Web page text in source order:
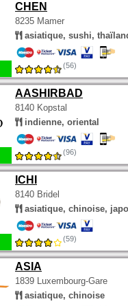
CHEN
8235 Mamer
asiatique, sushi,
(56)
AASHIRBAD
8140 Kopstal
indienne, oriental
(96)
ICHI
8140 Bridel
asiatique, chinoise,
(59)
ASIA
1839 Luxembourg-Gare
asiatique, chinoise